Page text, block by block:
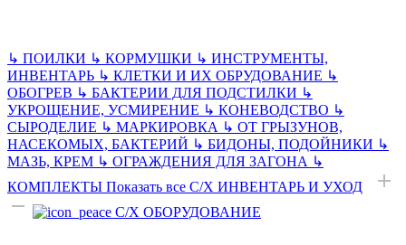
↳ ПОИЛКИ ↳ КОРМУШКИ ↳ ИНСТРУМЕНТЫ,
ИНВЕНТАРЬ ↳ КЛЕТКИ И ИХ ОБРУДОВАНИЕ ↳
ОБОГРЕВ ↳ БАКТЕРИИ ДЛЯ ПОДСТИЛКИ ↳
УКРОЩЕНИЕ, УСМИРЕНИЕ ↳ КОНЕВОДСТВО ↳
СЫРОДЕЛИЕ ↳ МАРКИРОВКА ↳ ОТ ГРЫЗУНОВ,
НАСЕКОМЫХ, БАКТЕРИЙ ↳ БИДОНЫ, ПОДОЙНИКИ ↳
МАЗЬ, КРЕМ ↳ ОГРАЖДЕНИЯ ДЛЯ ЗАГОНА ↳
КОМПЛЕКТЫ Показать все С/Х ИНВЕНТАРЬ И УХОД
С/Х ОБОРУДОВАНИЕ